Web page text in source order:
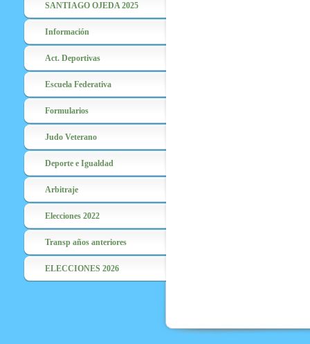
SANTIAGO OJEDA 2025
Información
Act. Deportivas
Escuela Federativa
Formularios
Judo Veterano
Deporte e Igualdad
Arbitraje
Elecciones 2022
Transp años anteriores
ELECCIONES 2026